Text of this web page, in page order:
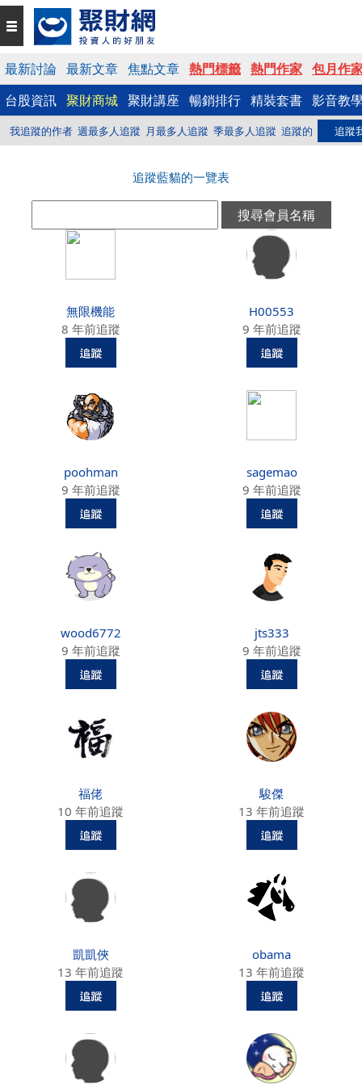
最新討論 最新文章 焦點文章 熱門標籤 熱門作家 包月作
台股資訊 聚財商城 聚財講座 暢銷排行 精裝套書 影音教
我追蹤的作者 週最多人追蹤 月最多人追蹤 季最多人追蹤 追蹤的 追蹤
追蹤藍貓的一覽表
無限機能
8 年前追蹤
H00553
9 年前追蹤
poohman
9 年前追蹤
sagemao
9 年前追蹤
wood6772
9 年前追蹤
jts333
9 年前追蹤
福佬
10 年前追蹤
駿傑
13 年前追蹤
凱凱俠
13 年前追蹤
obama
13 年前追蹤